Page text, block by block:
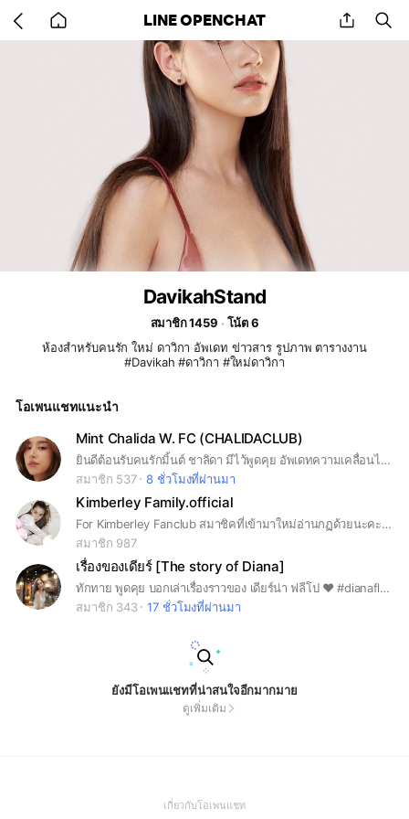
back
to
LINE OPENCHAT share
DavikahStand
สมาชิก 1459
โน้ต 6
ห้องสำหรับคนรัก ใหม่ ดาวิกา อัพเดท ข่าวสาร รูปภาพ ตารางงาน
#Davikah #ดาวิกา #ใหม่ดาวิกา
โอเพนแชทแนะนำ
Mint Chalida W. FC (CHALIDACLUB)
ยินดีต้อนรับคนรักมิ้นต์ ชาลิดา มีไว้พูดคุย อัพเดทความเคลื่อนไหวของมิ้นต์ และคิวงาน รูปงานต่างๆ
สมาชิก 537
8 ชั่วโมงที่ผ่านมา
Kimberley Family.official
For Kimberley Fanclub สมาชิคที่เข้ามาใหม่อ่านกฏด้วยนะคะ ⛔️ พูดคุย เป็นเวลา 10:00 น. - 21.30 น. หลังจากเวลานั้นขอให้เป็นเวลาพักผ่อนนะคะ ⛔️ โปรดใช้คำสุภาพและพูดคุยเฉพาะเรื่องที่สร้างสรรค์ไม่ก่อให้เกิดความแตกแยกในกลุ่ม ⛔️ งดส่งข้อความซ้ำๆ เพื่อคนอื่นจะได้เห็นข้อความก่อนหน้านี้ได้ ⛔️ งดส่งข้อความ สวัสดีวันจันทร์ ฯลฯ ,ฮัลโหลหรือใช้คำฟุ่มเฟือย ในแต่ละวัน ⛔️ งดถามเรื่องส่วนตัวที่ละเมิดสิทธิส่วนบุคคล และพาดพิงถึงบุคคลที่3 ที่ไม่เกี่ยวข้อง ⛔️ งดโพสต์เชิญชวนเล่นเกม กดไลก์ ขายสินค้า ฝากร้าน หรือทำกิจกรรมที่ไม่เกี่ยวข้องกับวัตถุประสงค์หลักของ OpenChat* หากแอดมิน (พี่ต้น)เห็น สามารถทำการตักเตือนหรือพิจารณาลบออกจากกลุ่ม สัญลักษณ์🟨 เตือนครั้งที่ 1 สัญลักษณ์🟥 เตือนครั้งที่ 2 หากถูกรายงานครั้งที่3 จะไม่มีการเตือนอีกนะคะ #Kimberleyofficial #Kimberley
สมาชิก 987
เรื่องของเดียร์ [The story of Diana]
ทักทาย พูดคุย บอกเล่าเรื่องราวของ เดียร์น่า ฟลีโป ❤️ #dianaflipo
สมาชิก 343
17 ชั่วโมงที่ผ่านมา
ยังมีโอเพนแชทที่น่าสนใจอีกมากมาย
ดูเพิ่มเติม
เกี่ยวกับโอเพนแชท(Open